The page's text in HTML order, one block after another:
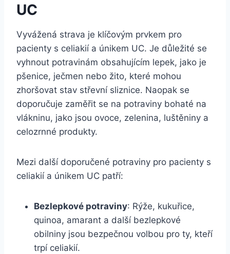
UC
Vyvážená strava je klíčovým prvkem pro
pacienty s celiakií a únikem UC. Je důležité se
vyhnout potravinám obsahujícím lepek, jako je
pšenice, ječmen nebo žito, které mohou
zhoršovat stav střevní sliznice. Naopak se
doporučuje zaměřit se na potraviny bohaté na
vlákninu, jako jsou ovoce, zelenina, luštěniny a
celozrnné produkty.
Mezi další doporučené potraviny pro pacienty s
celiakií a únikem UC patří:
Bezlepkové potraviny: Rýže, kukuřice,
quinoa, amarant a další bezlepkové
obilniny jsou bezpečnou volbou pro ty, kteří
trpí celiakií.